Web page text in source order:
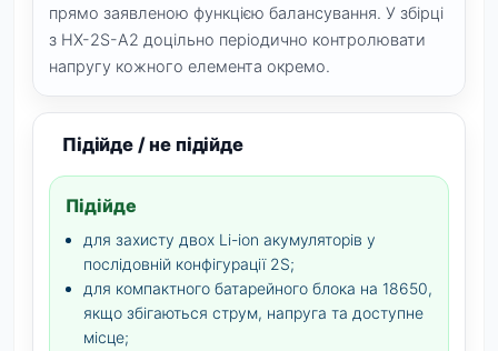
прямо заявленою функцією балансування. У збірці
з HX-2S-A2 доцільно періодично контролювати
напругу кожного елемента окремо.
Підійде / не підійде
Підійде
для захисту двох Li-ion акумуляторів у
послідовній конфігурації 2S;
для компактного батарейного блока на 18650,
якщо збігаються струм, напруга та доступне
місце;